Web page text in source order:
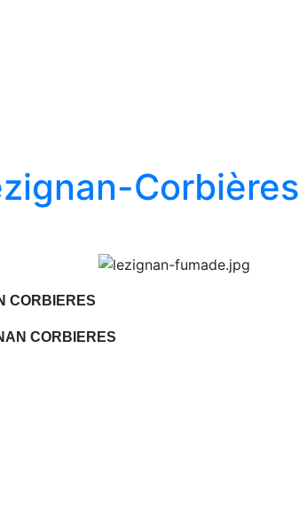
Corbières
CORBIERES
CORBIERES